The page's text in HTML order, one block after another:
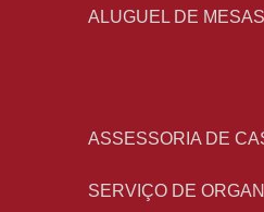
ALUGUEL DE
ASSESSORIA DE
SERVIÇO DE